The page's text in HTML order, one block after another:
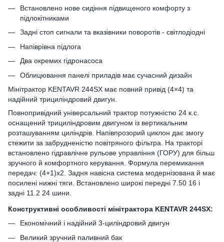
Встановлено нове сидіння підвищеного комфорту з
підлокітниками
Задні стоп сигнали та вказівники поворотів - світлодіодні
Напіврівна підлога
Два окремих гідронасоса
Облицювання панелі приладів має сучасний дизайн
Мінітрактор KENTAVR 244SX має повний привід (4×4) та
надійний трициліндровий двигун.
Повнопривідний універсальний трактор потужністю 24 к.с.
оснащений трициліндровим двигуном із вертикальним
розташуванням циліндрів. Напівпрозорий циклон дає змогу
стежити за забрудненістю повітряного фільтра. На тракторі
встановлено гідравлічне рульове управління (ГОРУ) для більш
зручного й комфортного керування. Формула перемикання
передач: (4+1)х2. Задня навісна система модернізована й має
посилені нижні тяги. Встановлено широкі передні 7.50 16 і
задні 11.2 24 шини.
Конструктивні особливості мінітрактора KENTAVR 244SX:
Економічний і надійний 3-циліндровий двигун
Великий зручний паливний бак